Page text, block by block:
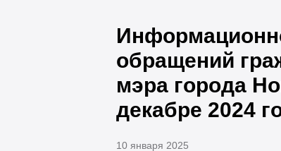
обращений
мэра города
декабре 2024
10 января 2025